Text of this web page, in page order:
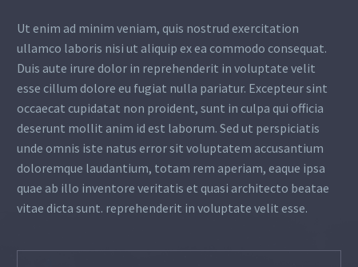
Ut enim ad minim veniam, quis nostrud exercitation
ullamco laboris nisi ut aliquip ex ea commodo consequat.
Duis aute irure dolor in reprehenderit in voluptate velit
esse cillum dolore eu fugiat nulla pariatur. Excepteur sint
occaecat cupidatat non proident, sunt in culpa qui officia
deserunt mollit anim id est laborum. Sed ut perspiciatis
unde omnis iste natus error sit voluptatem accusantium
doloremque laudantium, totam rem aperiam, eaque ipsa
quae ab illo inventore veritatis et quasi architecto beatae
vitae dicta sunt. reprehenderit in voluptate velit esse.